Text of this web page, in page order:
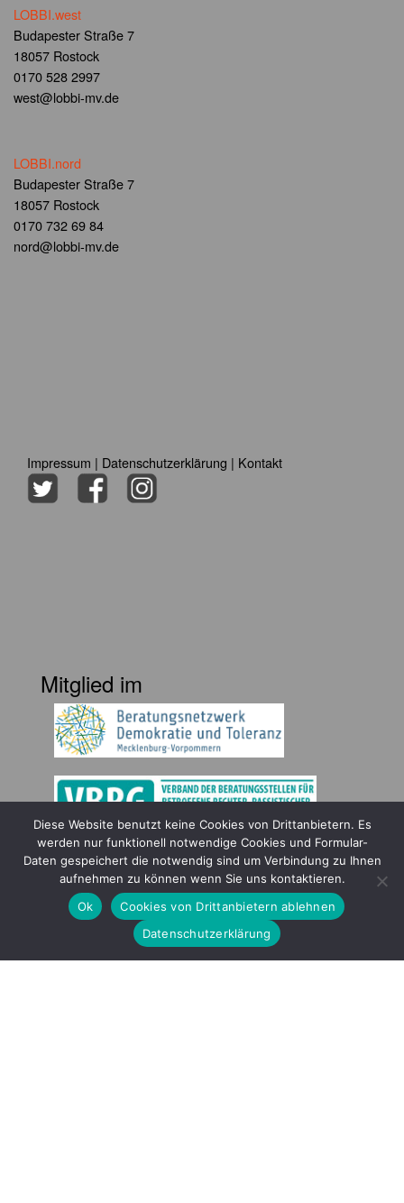
LOBBI.west
Budapester Straße 7
18057 Rostock
0170 528 2997
west@lobbi-mv.de
LOBBI.nord
Budapester Straße 7
18057 Rostock
0170 732 69 84
nord@lobbi-mv.de
Impressum | Datenschutzerklärung | Kontakt
Mitglied im
Gefördert durch
Diese Website benutzt keine Cookies von Drittanbietern. Es
werden nur funktionell notwendige Cookies und Formular-
Daten gespeichert die notwendig sind um Verbindung zu Ihnen
aufnehmen zu können wenn Sie uns kontaktieren.
Ok
Cookies von Drittanbietern ablehnen
Datenschutzerklärung